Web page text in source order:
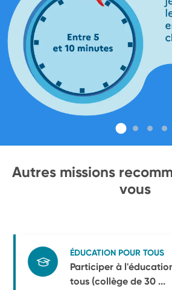
Autres missions
vous
ÉDUCATION POUR TOUS
Participer à
tous (collège de 30 ...